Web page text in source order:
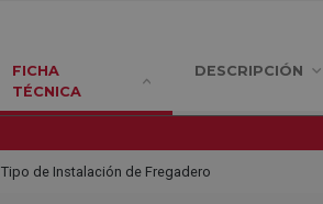
FICHA
TÉCNICA
DESCRIPCIÓN
Tipo de Instalación de Fregadero